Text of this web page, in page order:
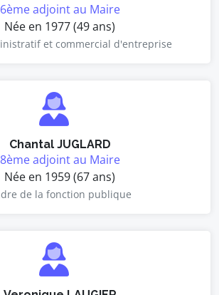
6ème adjoint au Maire
Née en 1977 (49 ans)
et commercial d'entreprise
Chantal JUGLARD
8ème adjoint au Maire
Née en 1959 (67 ans)
de la fonction publique